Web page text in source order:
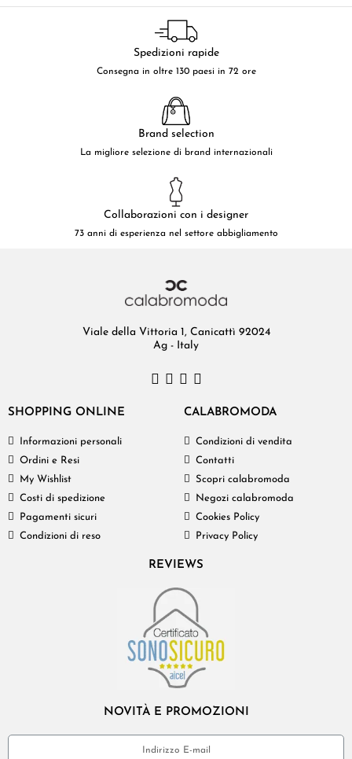
Spedizioni rapide
Consegna in oltre 130 paesi in 72 ore
Brand selection
La migliore selezione di brand internazionali
Collaborazioni con i designer
73 anni di esperienza nel settore abbigliamento
Viale della Vittoria 1, Canicattì 92024
Ag - Italy
SHOPPING ONLINE
Informazioni personali
Ordini e Resi
My Wishlist
Costi di spedizione
Pagamenti sicuri
Condizioni di reso
CALABROMODA
Condizioni di vendita
Contatti
Scopri calabromoda
Negozi calabromoda
Cookies Policy
Privacy Policy
REVIEWS
NOVITÀ E PROMOZIONI